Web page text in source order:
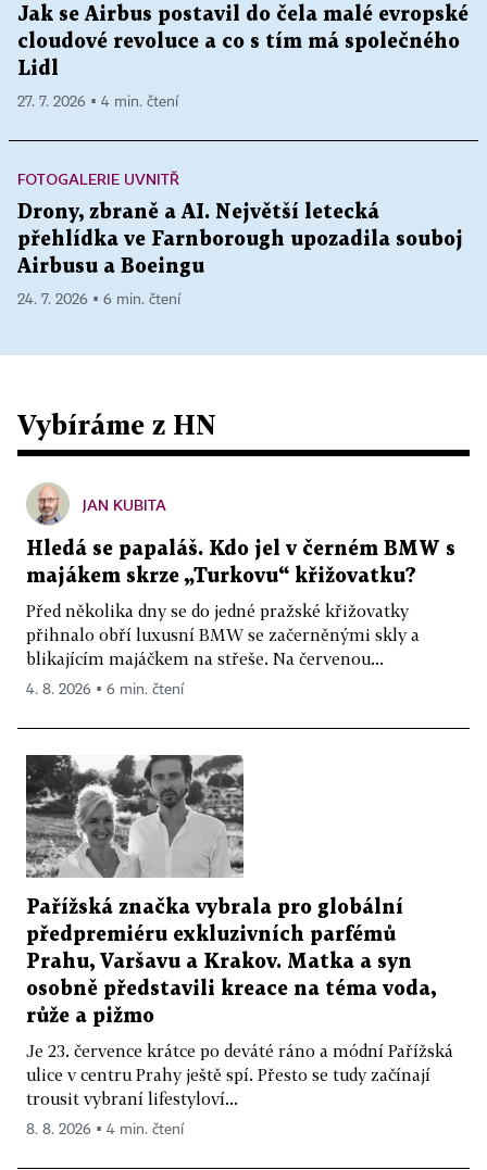
Jak se Airbus postavil do čela malé evropské
cloudové revoluce a co s tím má společného
Lidl
27. 7. 2026 ▪ 4 min. čtení
FOTOGALERIE UVNITŘ
Drony, zbraně a AI. Největší letecká
přehlídka ve Farnborough upozadila souboj
Airbusu a Boeingu
24. 7. 2026 ▪ 6 min. čtení
Vybíráme z HN
JAN KUBITA
Hledá se papaláš. Kdo jel v černém BMW s
majákem skrze „Turkovu“ křižovatku?
Před několika dny se do jedné pražské křižovatky
přihnalo obří luxusní BMW se začerněnými skly a
blikajícím majáčkem na střeše. Na červenou...
4. 8. 2026 ▪ 6 min. čtení
Pařížská značka vybrala pro globální
předpremiéru exkluzivních parfémů
Prahu, Varšavu a Krakov. Matka a syn
osobně představili kreace na téma voda,
růže a pižmo
Je 23. července krátce po deváté ráno a módní Pařížská
ulice v centru Prahy ještě spí. Přesto se tudy začínají
trousit vybraní lifestyloví...
8. 8. 2026 ▪ 4 min. čtení